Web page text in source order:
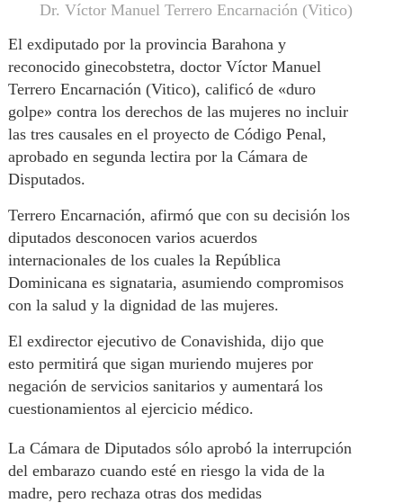
Dr. Víctor Manuel Terrero Encarnación (Vitico)
El exdiputado por la provincia Barahona y
reconocido ginecobstetra, doctor Víctor Manuel
Terrero Encarnación (Vitico), calificó de «duro
golpe» contra los derechos de las mujeres no incluir
las tres causales en el proyecto de Código Penal,
aprobado en segunda lectira por la Cámara de
Disputados.
Terrero Encarnación, afirmó que con su decisión los
diputados desconocen varios acuerdos
internacionales de los cuales la República
Dominicana es signataria, asumiendo compromisos
con la salud y la dignidad de las mujeres.
El exdirector ejecutivo de Conavishida, dijo que
esto permitirá que sigan muriendo mujeres por
negación de servicios sanitarios y aumentará los
cuestionamientos al ejercicio médico.
La Cámara de Diputados sólo aprobó la interrupción
del embarazo cuando esté en riesgo la vida de la
madre, pero rechaza otras dos medidas